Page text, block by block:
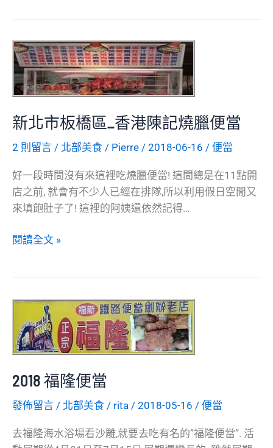
搬
家
位
置
更
新
新北市板橋區_香港陳記燒臘便當
2 則留言 / 北部美食 / Pierre / 2018-06-16 / 便當
好一段時間沒有來這裡吃燒臘便當! 這間總是在11點開
店之前, 就會有不少人已經在排隊,所以利用假日空閒又
來填飽肚子了! 這裡的阿姨還依然記得…
新
橋
區
_
香
陳
記
臘
閱讀全文 »
2018 福隆便當
發佈留言 / 北部美食 / rita / 2018-05-16 / 便當
去福隆海水浴場看沙雕,就要去吃有名的”福隆便當”. 活